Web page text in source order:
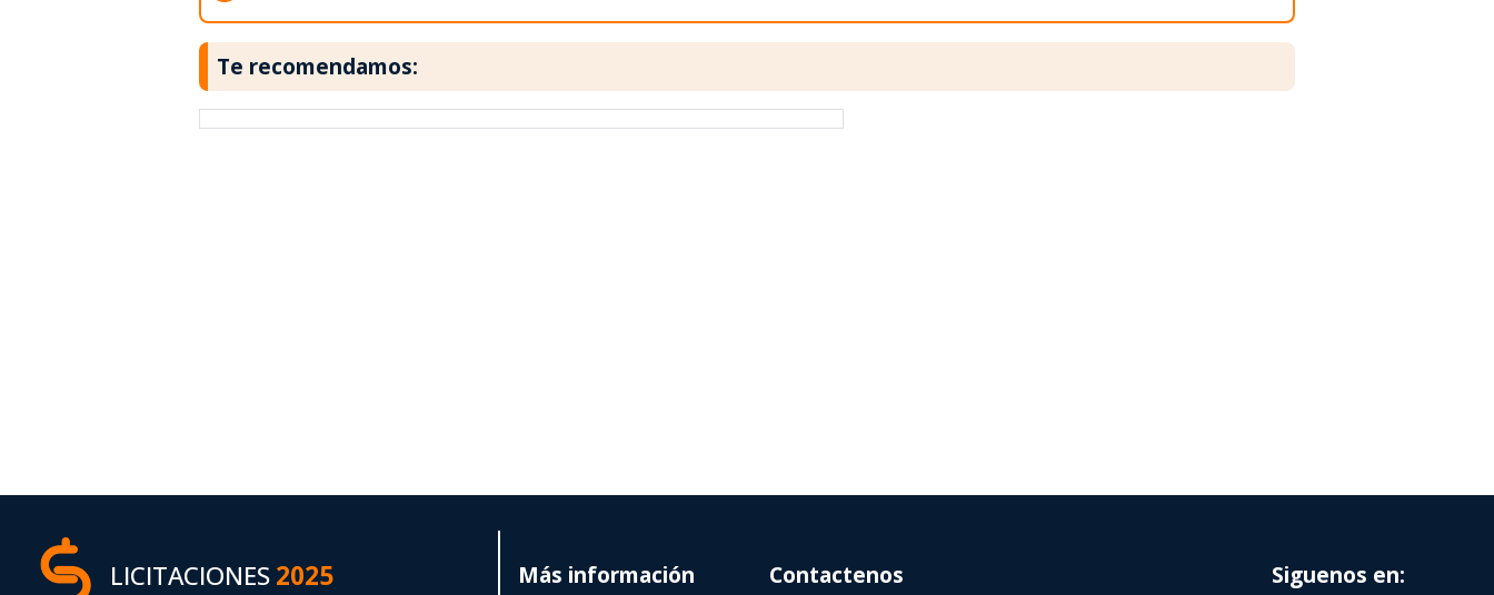
Te recomendamos:
LICITACIONES2025 Más información Contactenos Siguenos en: